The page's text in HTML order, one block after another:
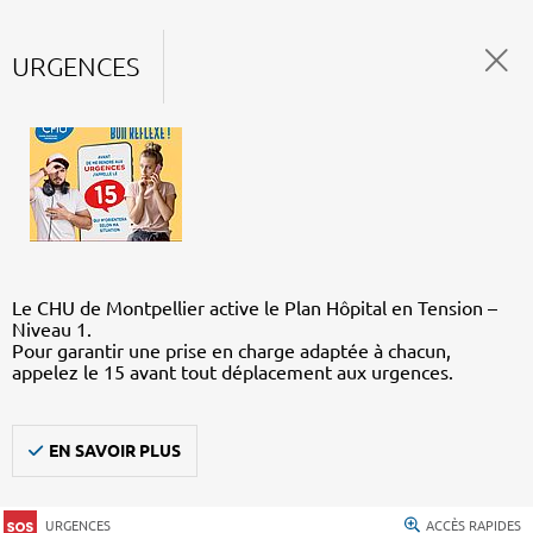
URGENCES
Le CHU de Montpellier active le Plan Hôpital en Tension –
Niveau 1.
Pour garantir une prise en charge adaptée à chacun,
appelez le 15 avant tout déplacement aux urgences.
EN SAVOIR PLUS
URGENCES ACCÈS RAPIDES